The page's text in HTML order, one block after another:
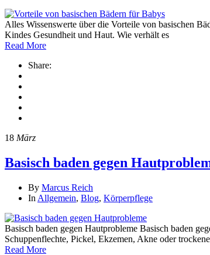
Alles Wissenswerte über die Vorteile von basischen
Kindes Gesundheit und Haut. Wie verhält es
Read More
Share:
18 März
Basisch baden gegen
By Marcus Reich
In Allgemein, Blog, Körperpflege
Basisch baden gegen Hautprobleme Basisch baden
Schuppenflechte, Pickel, Ekzemen, Akne oder
Read More